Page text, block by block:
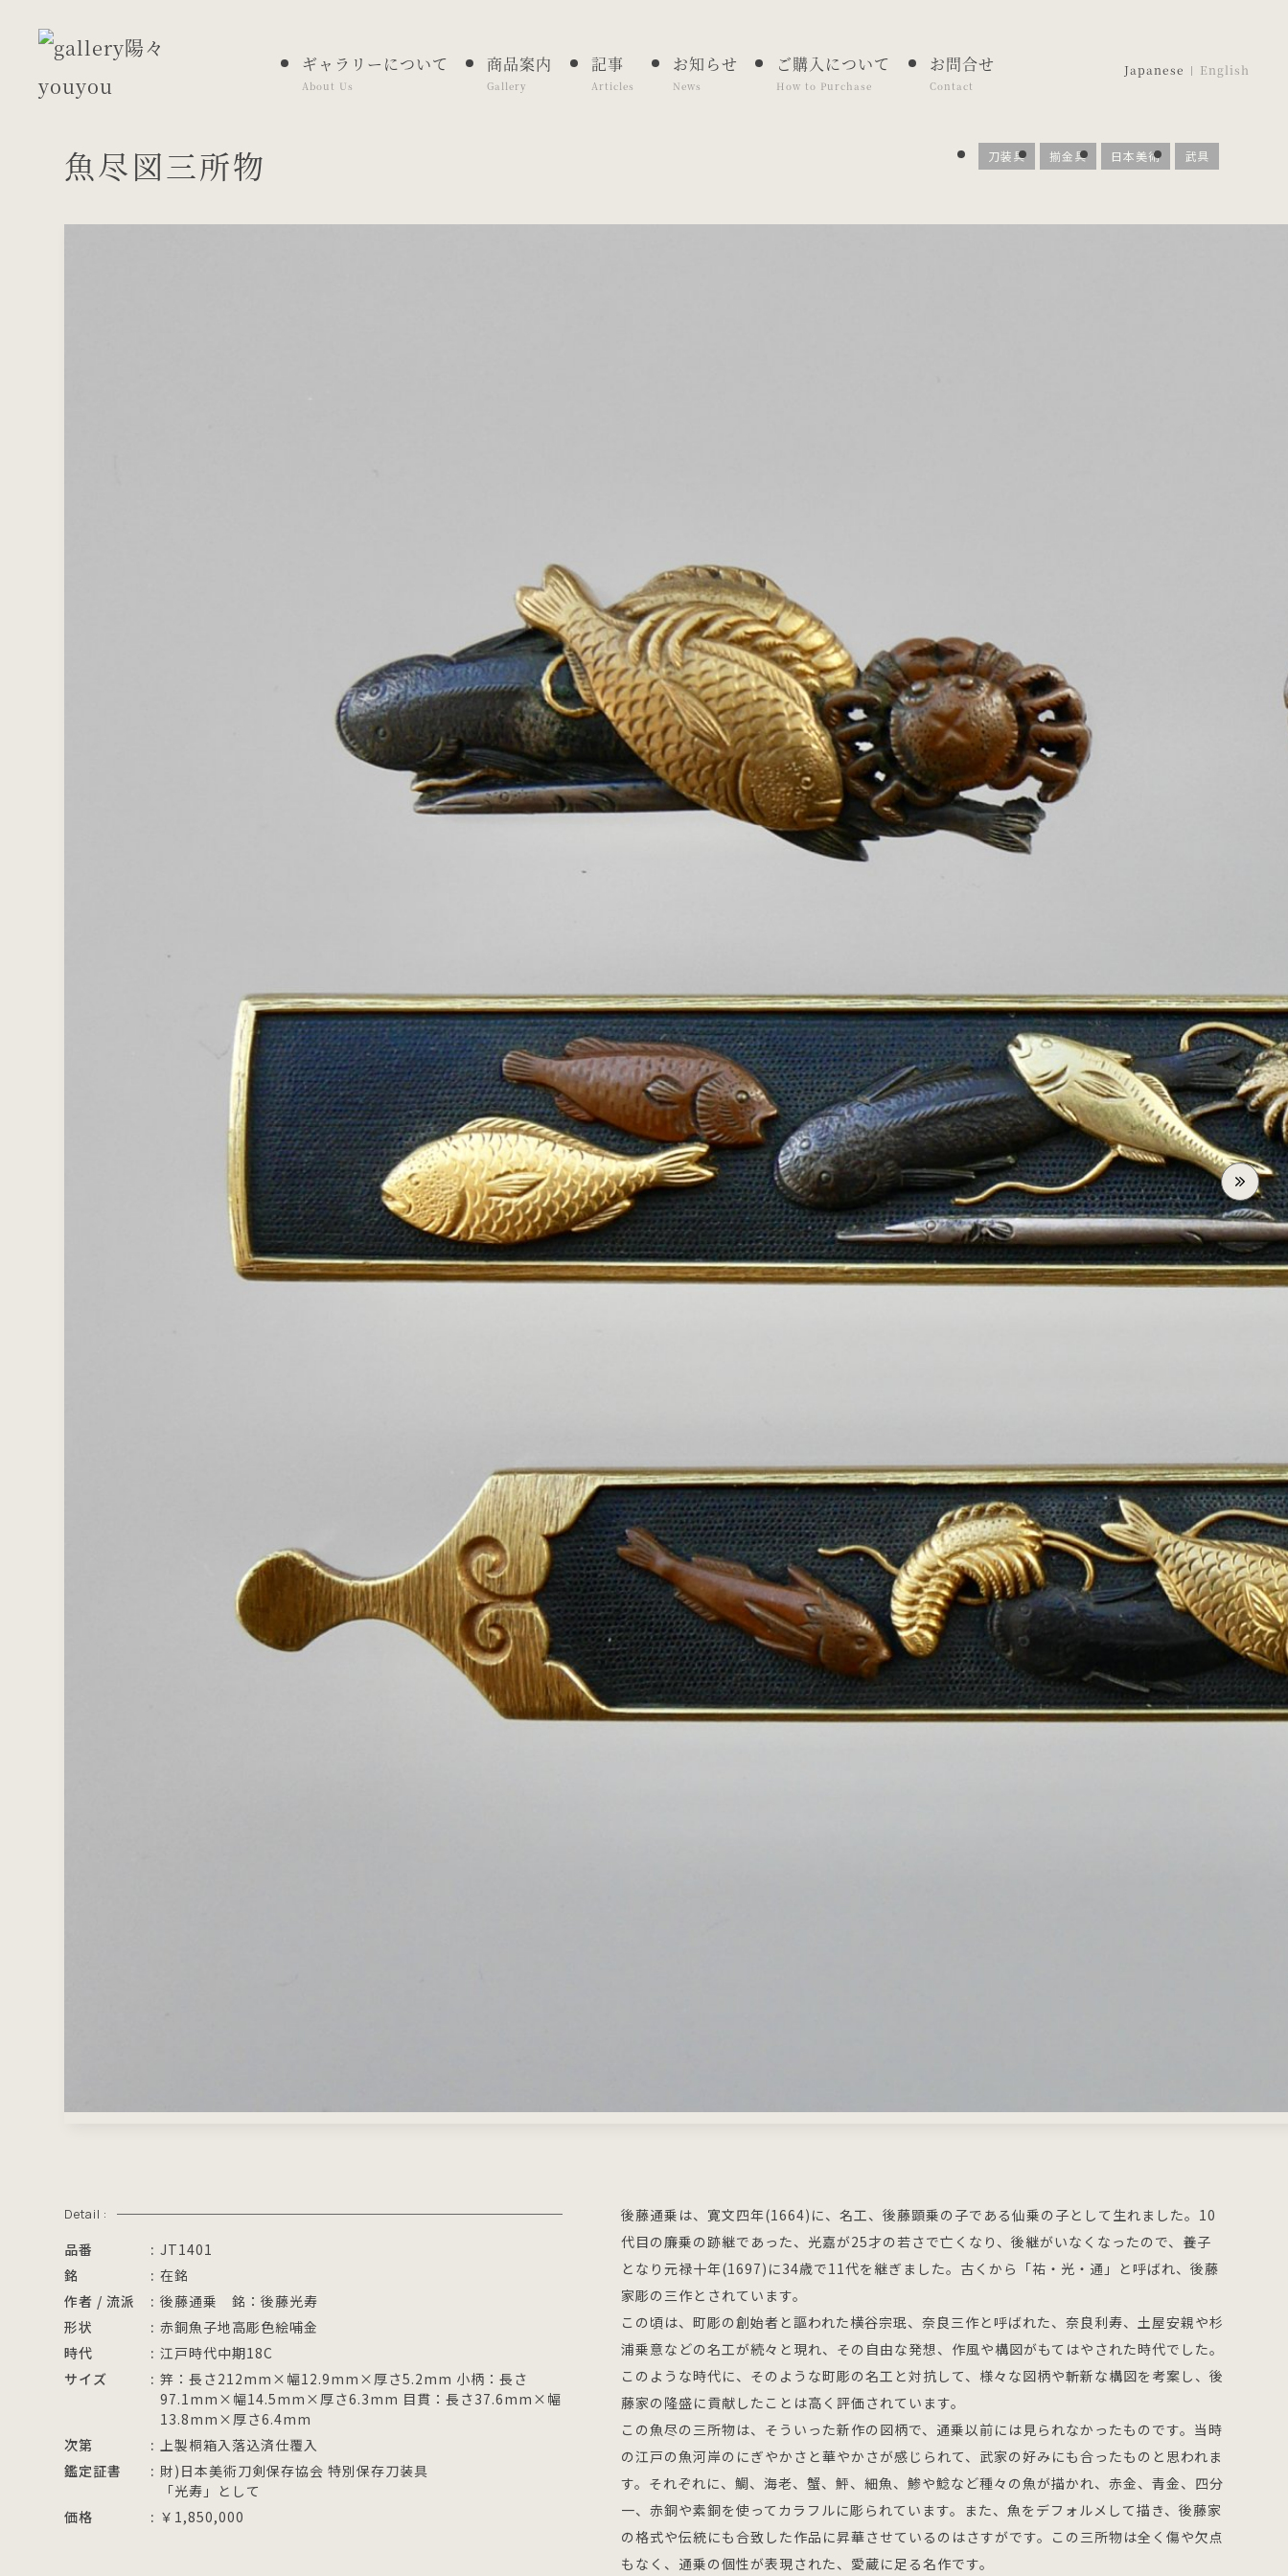
ギャラリーについて
About Us
商品案内
Gallery
記事
Articles
お知らせ
News
ご購入について
How to Purchase
お問合せ
Contact
Japanese English
魚尽図三所物 刀装具 揃金具 日本美術 武具
Detail :
品番
JT1401
銘
在銘
作者 / 流派
後藤通乗 銘：後藤光寿
形状
赤銅魚子地高彫色絵哺金
時代
江戸時代中期18C
サイズ
笄：長さ212mm×幅12.9mm×厚さ5.2mm 小柄：長さ
97.1mm×幅14.5mm×厚さ6.3mm 目貫：長さ37.6mm×幅
13.8mm×厚さ6.4mm
次第
上製桐箱入落込済仕覆入
鑑定証書
財)日本美術刀剣保存協会 特別保存刀装具
「光寿」として
価格
￥1,850,000
後藤通乗は、寛文四年(1664)に、名工、後藤顕乗の子である仙乗の子として生れました。10
代目の廉乗の跡継であった、光嘉が25才の若さで亡くなり、後継がいなくなったので、養子
となり元禄十年(1697)に34歳で11代を継ぎました。古くから「祐・光・通」と呼ばれ、後藤
家彫の三作とされています。
この頃は、町彫の創始者と謳われた横谷宗珉、奈良三作と呼ばれた、奈良利寿、土屋安親や杉
浦乗意などの名工が続々と現れ、その自由な発想、作風や構図がもてはやされた時代でした。
このような時代に、そのような町彫の名工と対抗して、様々な図柄や斬新な構図を考案し、後
藤家の隆盛に貢献したことは高く評価されています。
この魚尽の三所物は、そういった新作の図柄で、通乗以前には見られなかったものです。当時
の江戸の魚河岸のにぎやかさと華やかさが感じられて、武家の好みにも合ったものと思われま
す。それぞれに、鯛、海老、蟹、鮃、細魚、鯵や鯰など種々の魚が描かれ、赤金、青金、四分
一、赤銅や素銅を使ってカラフルに彫られています。また、魚をデフォルメして描き、後藤家
の格式や伝統にも合致した作品に昇華させているのはさすがです。この三所物は全く傷や欠点
もなく、通乗の個性が表現された、愛蔵に足る名作です。